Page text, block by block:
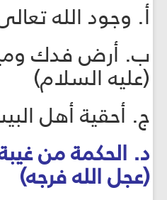
أ. وجود الله
ب. أرض فدك
(عليه السلام)
ج. أحقية أهل
د. الحكمة من
(عجل الله فرجه)